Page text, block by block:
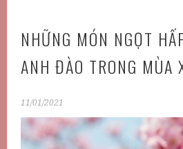
NHỮNG MÓN NGỌT
ANH ĐÀO TRONG MÙA
11/01/2021